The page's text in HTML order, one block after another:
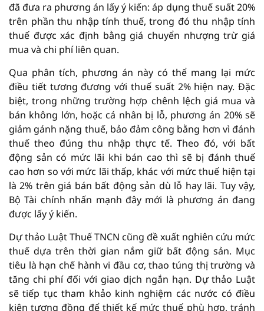
đã đưa ra phương án lấy ý kiến: áp dụng thuế suất 20%
trên phần thu nhập tính thuế, trong đó thu nhập tính
thuế được xác định bằng giá chuyển nhượng trừ giá
mua và chi phí liên quan.
Qua phân tích, phương án này có thể mang lại mức
điều tiết tương đương với thuế suất 2% hiện nay. Đặc
biệt, trong những trường hợp chênh lệch giá mua và
bán không lớn, hoặc cá nhân bị lỗ, phương án 20% sẽ
giảm gánh nặng thuế, bảo đảm công bằng hơn vì đánh
thuế theo đúng thu nhập thực tế. Theo đó, với bất
động sản có mức lãi khi bán cao thì sẽ bị đánh thuế
cao hơn so với mức lãi thấp, khác với mức thuế hiện tại
là 2% trên giá bán bất động sản dù lỗ hay lãi. Tuy vậy,
Bộ Tài chính nhấn mạnh đây mới là phương án đang
được lấy ý kiến.
Dự thảo Luật Thuế TNCN cũng đề xuất nghiên cứu mức
thuế dựa trên thời gian nắm giữ bất động sản. Mục
tiêu là hạn chế hành vi đầu cơ, thao túng thị trường và
tăng chi phí đối với giao dịch ngắn hạn. Dự thảo Luật
sẽ tiếp tục tham khảo kinh nghiệm các nước có điều
kiện tương đồng để thiết kế mức thuế phù hợp, tránh